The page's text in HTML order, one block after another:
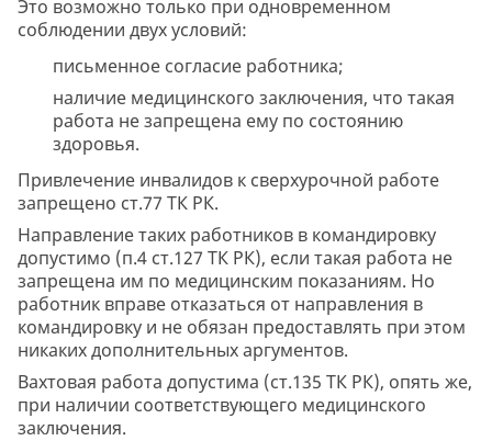
Это возможно только при одновременном
соблюдении двух условий:
письменное согласие работника;
наличие медицинского заключения, что такая
работа не запрещена ему по состоянию
здоровья.
Привлечение инвалидов к сверхурочной работе
запрещено ст.77 ТК РК.
Направление таких работников в командировку
допустимо (п.4 ст.127 ТК РК), если такая работа не
запрещена им по медицинским показаниям. Но
работник вправе отказаться от направления в
командировку и не обязан предоставлять при этом
никаких дополнительных аргументов.
Вахтовая работа допустима (ст.135 ТК РК), опять же,
при наличии соответствующего медицинского
заключения.